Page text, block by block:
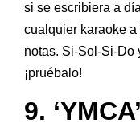
si se escribiera a
cualquier karaoke
notas. Si-Sol-Si-Do
¡pruébalo!
9. ‘YMCA’